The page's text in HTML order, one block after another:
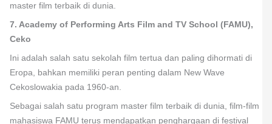
master film terbaik di dunia.
7. Academy of Performing Arts Film and TV School (FAMU),
Ceko
Ini adalah salah satu sekolah film tertua dan paling dihormati di
Eropa, bahkan memiliki peran penting dalam New Wave
Cekoslowakia pada 1960-an.
Sebagai salah satu program master film terbaik di dunia, film-film
mahasiswa FAMU terus mendapatkan penghargaan di festival